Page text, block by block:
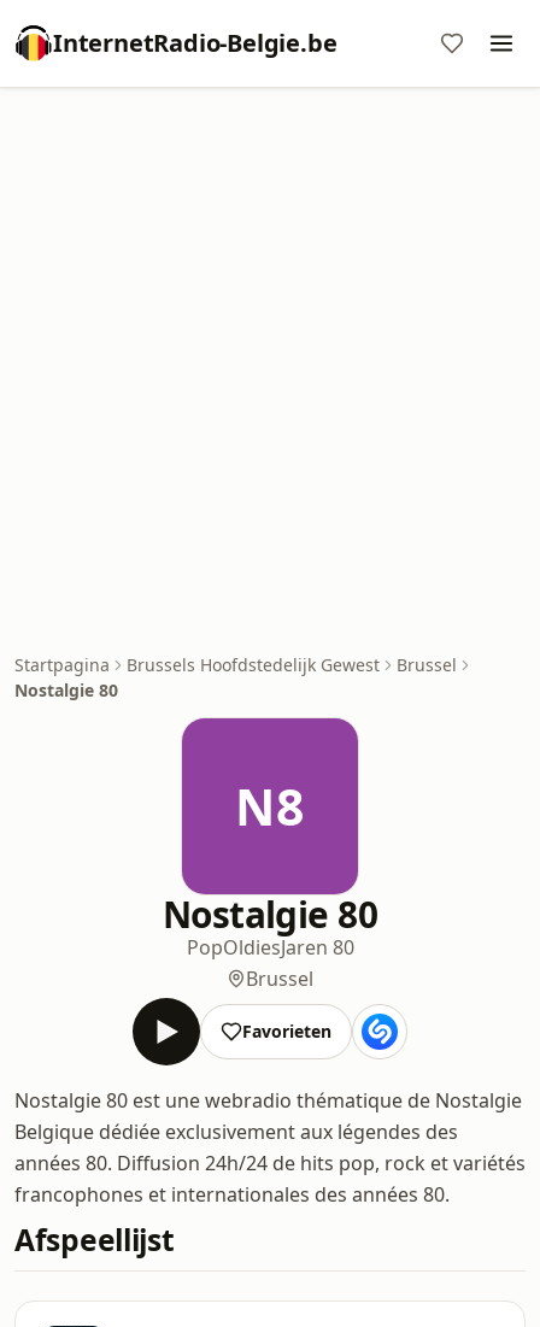
InternetRadio-Belgie.be
Startpagina Brussels Hoofdstedelijk Gewest
Brussel
Nostalgie 80
N8
Nostalgie 80
PopOldiesJaren 80
Brussel
Favorieten
Nostalgie 80 est une webradio thématique de Nostalgie
Belgique dédiée exclusivement aux légendes des
années 80. Diffusion 24h/24 de hits pop, rock et variétés
francophones et internationales des années 80.
Afspeellijst